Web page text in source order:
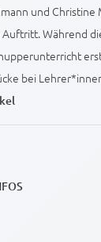
und Christine
Während
bei